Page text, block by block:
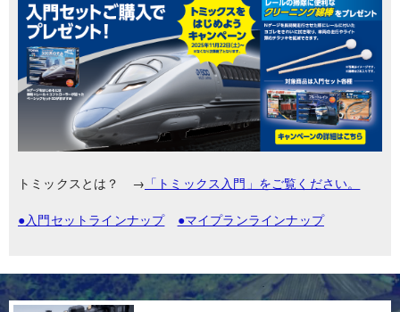
トミックスとは？ → 「トミックス入門」をご覧ください。
●入門セットラインナップ ●マイプランラインナップ